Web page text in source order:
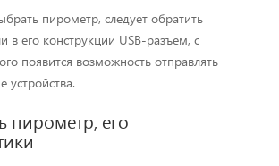
пирометр, следует обратить
в его конструкции USB-разъем, с
появится возможность отправлять
устройства.
пирометр, его